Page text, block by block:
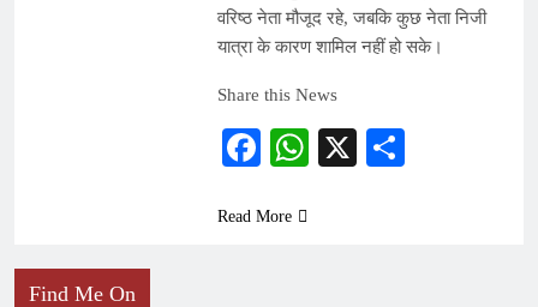
वरिष्ठ नेता मौजूद रहे, जबकि कुछ नेता निजी
यात्रा के कारण शामिल नहीं हो सके।
Share this News
Facebook
WhatsApp
X
Read More
Find Me On